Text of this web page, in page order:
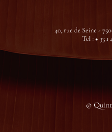
40, rue de Seine -
Tel : + 33 1
©